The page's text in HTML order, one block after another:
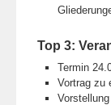
Top 3:
Termin
Vortrag zu